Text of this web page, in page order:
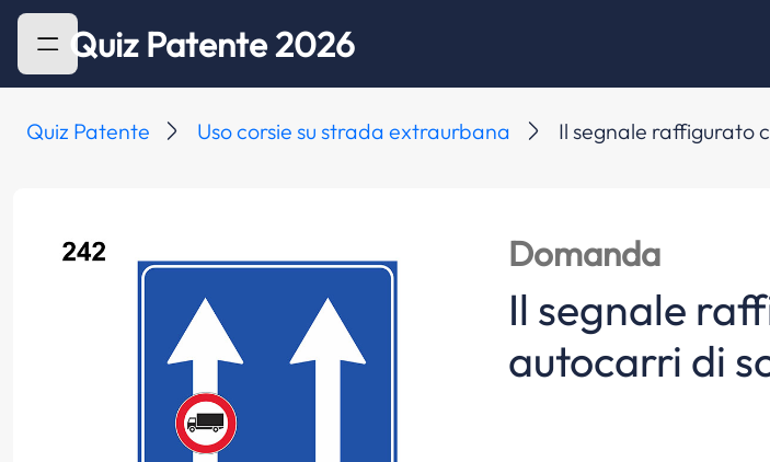
Quiz Patente 2026
Quiz Patente Uso corsie su strada extraurbana Il segnale raffigurato
Domanda
Il segnale
autocarri di